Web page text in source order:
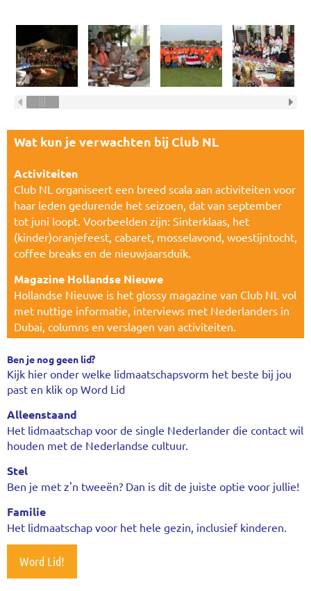
Wat kun je verwachten bij Club NL
Activiteiten
Club NL organiseert een breed scala aan activiteiten voor
haar leden gedurende het seizoen, dat van september
tot juni loopt. Voorbeelden zijn: Sinterklaas, het
(kinder)oranjefeest, cabaret, mosselavond, woestijntocht,
coffee breaks en de nieuwjaarsduik.
Magazine Hollandse Nieuwe
Hollandse Nieuwe is het glossy magazine van Club NL vol
met nuttige informatie, interviews met Nederlanders in
Dubai, columns en verslagen van activiteiten.
Ben je nog geen lid?
Kijk hier onder welke lidmaatschapsvorm het beste bij jou
past en klik op Word Lid
Alleenstaand
Het lidmaatschap voor de single Nederlander die contact wil
houden met de Nederlandse cultuur.
Stel
Ben je met z'n tweeën? Dan is dit de juiste optie voor jullie!
Familie
Het lidmaatschap voor het hele gezin, inclusief kinderen.
Word Lid!